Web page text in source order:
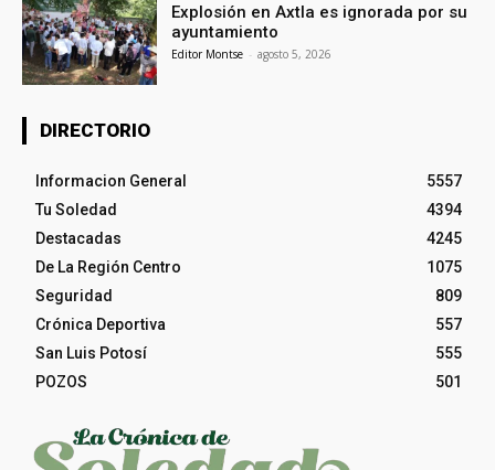
Explosión en Axtla es ignorada por su
ayuntamiento
Editor Montse - agosto 5, 2026
DIRECTORIO
Informacion General
5557
Tu Soledad
4394
Destacadas
4245
De La Región Centro
1075
Seguridad
809
Crónica Deportiva
557
San Luis Potosí
555
POZOS
501